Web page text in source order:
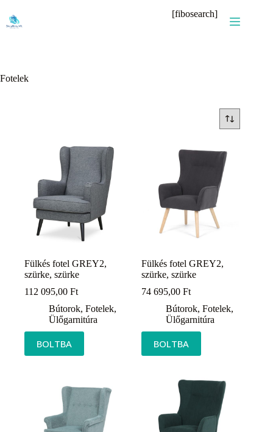
content
[fibosearch]
Fotelek
Fülkés fotel GREY2,
szürke, szürke
112 095,00 Ft
Bútorok, Fotelek,
Ülőgarnitúra
BOLTBA
Fülkés fotel GREY2,
szürke, szürke
74 695,00Ft
Bútorok,Fotelek,
Ülőgarnitúra
BOLTBA